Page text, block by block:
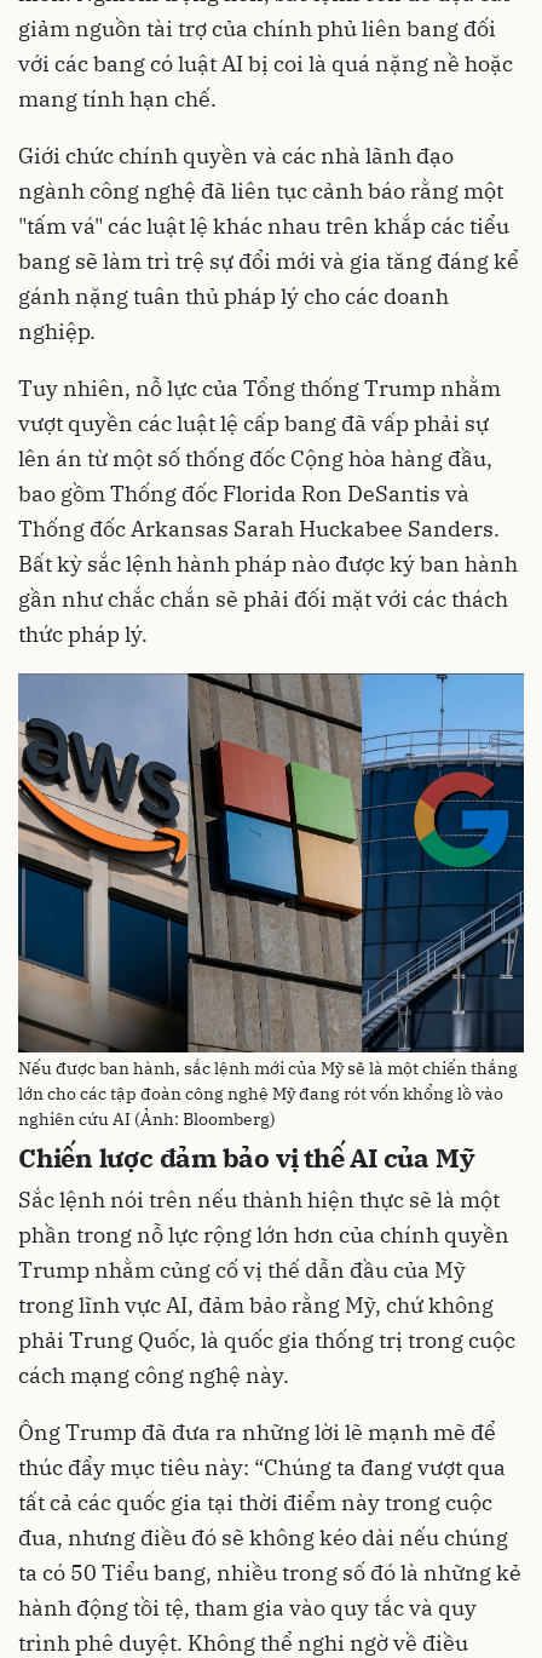
giảm nguồn tài trợ của chính phủ liên bang đối
với các bang có luật AI bị coi là quá nặng nề hoặc
mang tính hạn chế.
Giới chức chính quyền và các nhà lãnh đạo
ngành công nghệ đã liên tục cảnh báo rằng một
"tấm vá" các luật lệ khác nhau trên khắp các tiểu
bang sẽ làm trì trệ sự đổi mới và gia tăng đáng kể
gánh nặng tuân thủ pháp lý cho các doanh
nghiệp.
Tuy nhiên, nỗ lực của Tổng thống Trump nhằm
vượt quyền các luật lệ cấp bang đã vấp phải sự
lên án từ một số thống đốc Cộng hòa hàng đầu,
bao gồm Thống đốc Florida Ron DeSantis và
Thống đốc Arkansas Sarah Huckabee Sanders.
Bất kỳ sắc lệnh hành pháp nào được ký ban hành
gần như chắc chắn sẽ phải đối mặt với các thách
thức pháp lý.
Nếu được ban hành, sắc lệnh mới của Mỹ sẽ là một chiến thắng
lớn cho các tập đoàn công nghệ Mỹ đang rót vốn khổng lồ vào
nghiên cứu AI (Ảnh: Bloomberg)
Chiến lược đảm bảo vị thế AI của Mỹ
Sắc lệnh nói trên nếu thành hiện thực sẽ là một
phần trong nỗ lực rộng lớn hơn của chính quyền
Trump nhằm củng cố vị thế dẫn đầu của Mỹ
trong lĩnh vực AI, đảm bảo rằng Mỹ, chứ không
phải Trung Quốc, là quốc gia thống trị trong cuộc
cách mạng công nghệ này.
Ông Trump đã đưa ra những lời lẽ mạnh mẽ để
thúc đẩy mục tiêu này: “Chúng ta đang vượt qua
tất cả các quốc gia tại thời điểm này trong cuộc
đua, nhưng điều đó sẽ không kéo dài nếu chúng
ta có 50 Tiểu bang, nhiều trong số đó là những kẻ
hành động tồi tệ, tham gia vào quy tắc và quy
trình phê duyệt. Không thể nghi ngờ về điều